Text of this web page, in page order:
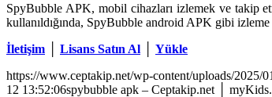
SpyBubble APK, mobil cihazları izlemek ve takip
kullanıldığında, SpyBubble android APK gibi
İletişim
Lisans Satın Al
Yükle
https://www.ceptakip.net/wp-content/uploads/2025/
12 13:52:06spybubble apk – Ceptakip.net │